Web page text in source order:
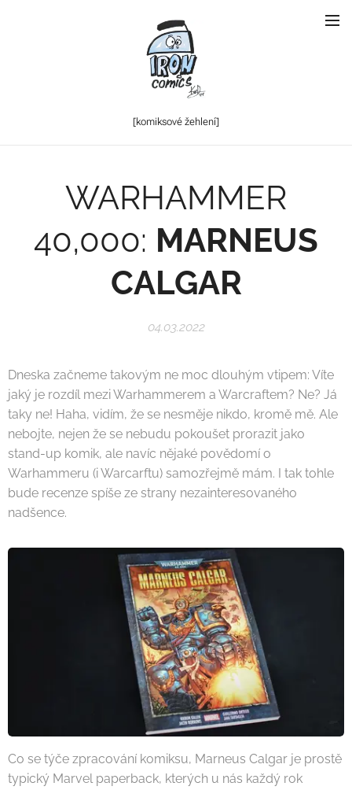
[komiksové žehlení]
WARHAMMER
40,000: MARNEUS
CALGAR
04.03.2022
Dneska začneme takovým ne moc dlouhým vtipem: Víte
jaký je rozdíl mezi Warhammerem a Warcraftem? Ne? Já
taky ne! Haha, vidím, že se nesměje nikdo, kromě mě. Ale
nebojte, nejen že se nebudu pokoušet prorazit jako
stand-up komik, ale navíc nějaké povědomí o
Warhammeru (i Warcarftu) samozřejmě mám. I tak tohle
bude recenze spíše ze strany nezainteresovaného
nadšence.
Co se týče zpracování komiksu, Marneus Calgar je prostě
typický Marvel paperback, kterých u nás každý rok